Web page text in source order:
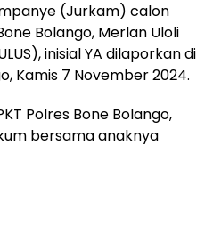
(Jurkam) calon
Bolango, Merlan Uloli
inisial YA dilaporkan di
Kamis 7 November 2024.
Polres Bone Bolango,
bersama anaknya